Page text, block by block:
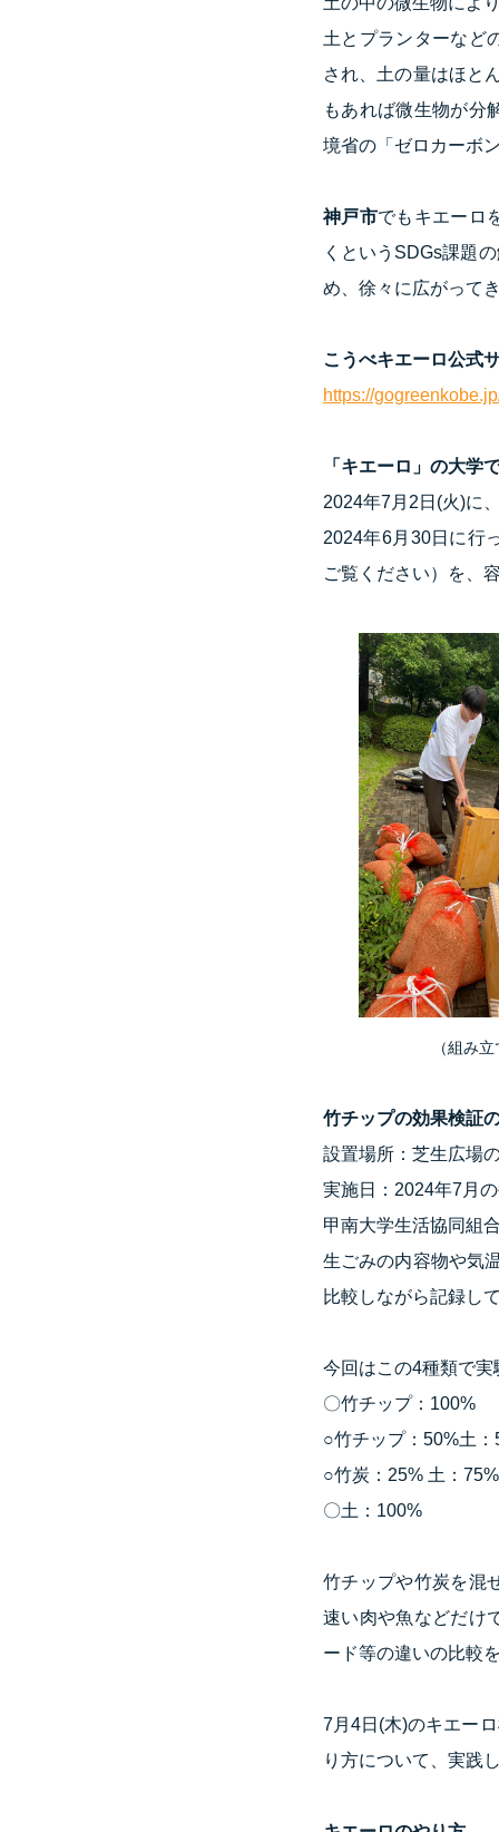
土とプランターなど
され、土の量はほと
もあれば微生物が分
境省の「ゼロカーボ
神戸市でもキエーロ
くというSDGs課題
め、徐々に広がって
こうべキエーロ公式
https://
「キエーロ」の大学
2024年7月2日(火)に
2024年6月30日に行
ご覧ください）を、
（組み立ての
竹チップの効果検証
設置場所：芝生広場
実施日：2024年7月
甲南大学生活協同組
生ごみの内容物や気
比較しながら記録し
今回はこの4種類で
〇竹チップ：100%
○竹チップ：50%土：
○竹炭：25% 土：75%
〇土：100%
竹チップや竹炭を混
速い肉や魚などだけ
ード等の違いの比較
7月4日(木)のキエー
り方について、実践